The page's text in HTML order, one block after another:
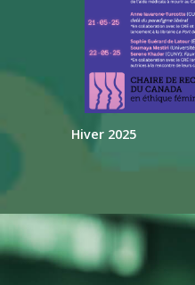
Hiver 2025